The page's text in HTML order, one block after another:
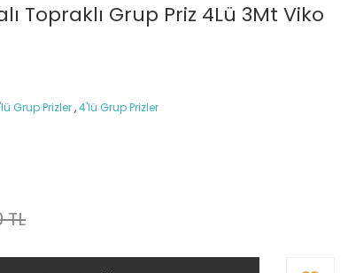
Topraklı Grup Priz 4Lü 3Mt Viko
Grup Prizler,4'lü Grup Prizler
TL